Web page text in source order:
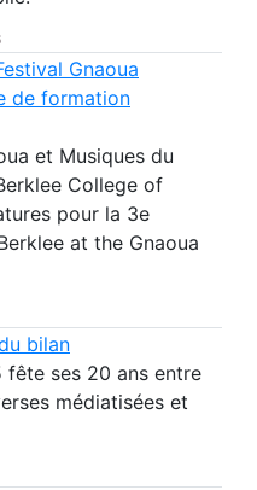
Gnaoua
de formation
et Musiques du
College of
pour la 3e
at the Gnaoua
bilan
ses 20 ans entre
médiatisées et